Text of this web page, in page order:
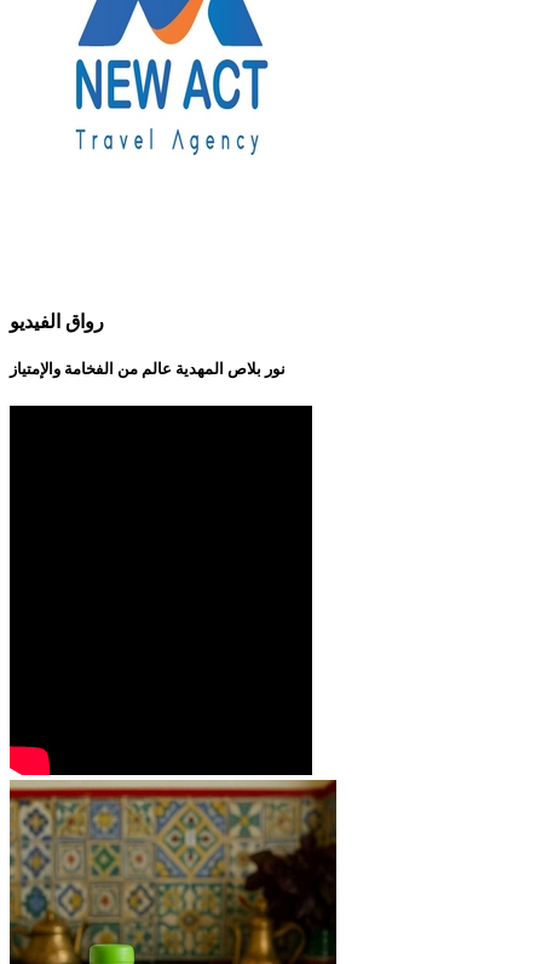
رواق الفيديو
نور بلاص المهدية عالم من الفخامة والإمتياز